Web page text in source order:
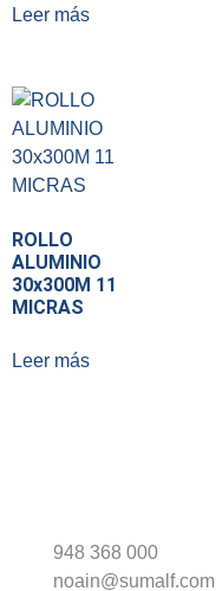
Leer más
ROLLO
ALUMINIO
30x300M 11
MICRAS
Leer más
948 368 000
noain@sumalf.com